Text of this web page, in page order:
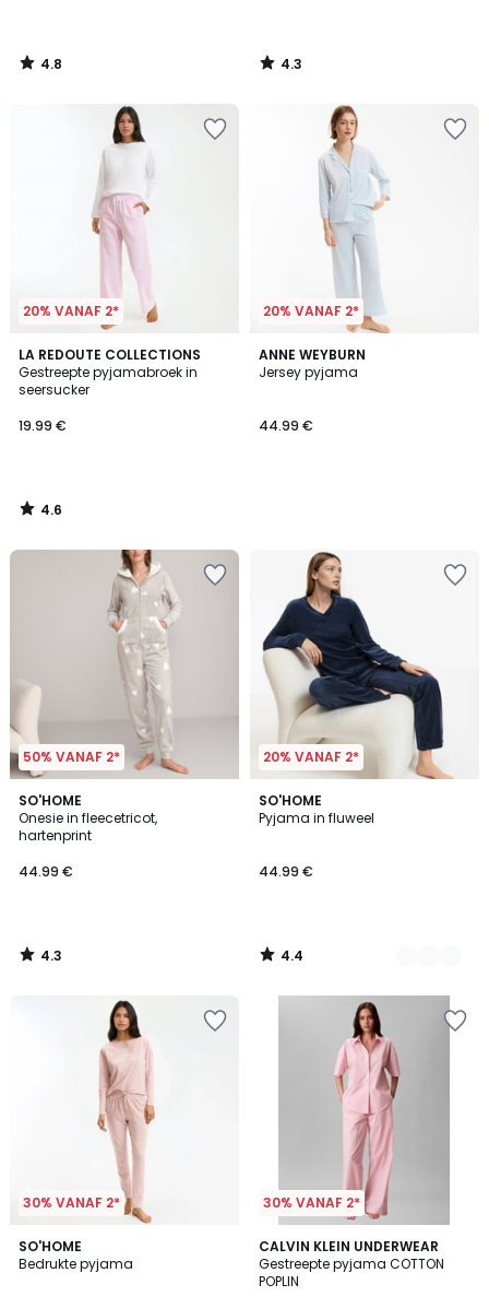
4.8
/
4.3
/
20% VANAF 2*
LA REDOUTE COLLECTIONS
Gestreepte pyjamabroek in
seersucker
19.99 €
4.6
/ 5
4.6
/
20% VANAF 2*
ANNE WEYBURN
Jersey pyjama
44.99 €
50% VANAF 2*
SO'HOME
Onesie in fleecetricot,
hartenprint
44.99 €
4.3
/ 5
4.3
/
20% VANAF 2*
SO'HOME
Pyjama in fluweel
44.99 €
4.4
/ 5
2
Kleuren
4.4
/
30% VANAF 2*
SO'HOME
Bedrukte pyjama
4.6
/ 5
30% VANAF 2*
CALVIN KLEIN UNDERWEAR
Gestreepte pyjama COTTON
POPLIN